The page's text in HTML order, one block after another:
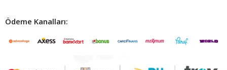
Ödeme Kanalları: